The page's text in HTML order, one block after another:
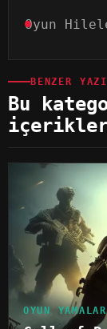
Oyun
BENZER
Bu
OYUN